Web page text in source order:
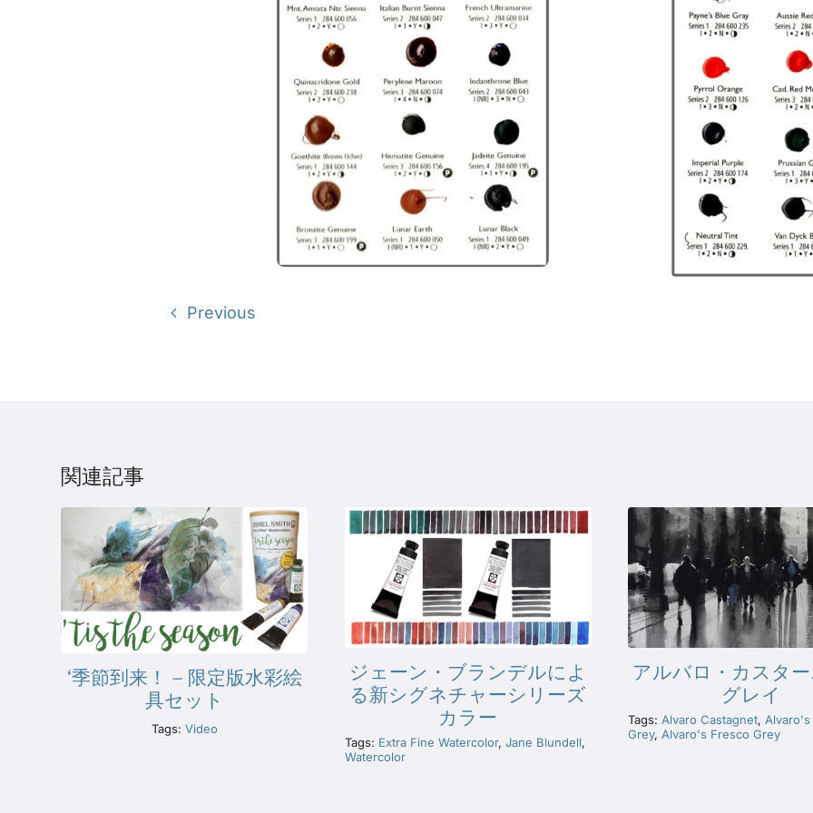
Previous
関連記事
‘季節到来！ – 限定版水彩絵
具セット
Tags: Video
ジェーン・ブランデルによ
る新シグネチャーシリーズ
カラー
Tags: Extra Fine Watercolor, Jane Blundell,
Watercolor
アルバロ・カスタ
グレイ
Tags: Alvaro Castagnet,
Grey, Alvaro's Fresco Grey